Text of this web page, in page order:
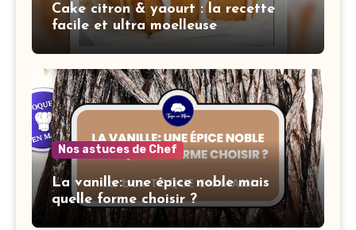
Cake citron & yaourt : la recette
facile et ultra moelleuse
Nos astuces de Chef
La vanille: une épice noble mais
quelle forme choisir ?